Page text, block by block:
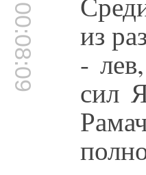
00:08:09 из
-
сил